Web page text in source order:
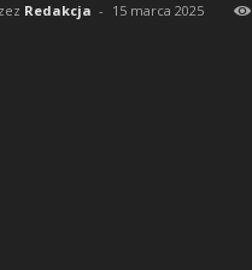
Redakcja - 15 marca 2025